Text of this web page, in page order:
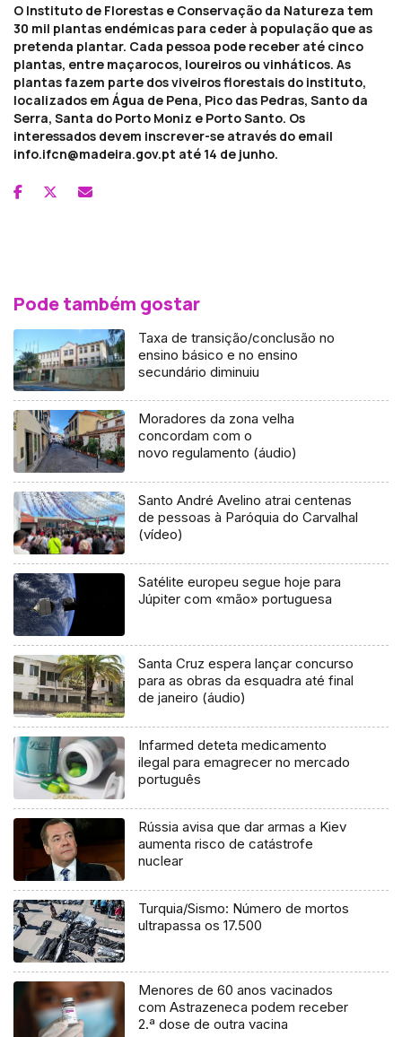
O Instituto de Florestas e Conservação da Natureza tem
30 mil plantas endémicas para ceder à população que as
pretenda plantar. Cada pessoa pode receber até cinco
plantas, entre maçarocos, loureiros ou vinháticos. As
plantas fazem parte dos viveiros florestais do instituto,
localizados em Água de Pena, Pico das Pedras, Santo da
Serra, Santa do Porto Moniz e Porto Santo. Os
interessados devem inscrever-se através do email
info.ifcn@madeira.gov.pt até 14 de junho.
Pode também gostar
Taxa de transição/conclusão no
ensino básico e no ensino
secundário diminuiu
Moradores da zona velha
concordam com o
novo regulamento (áudio)
Santo André Avelino atrai centenas
de pessoas à Paróquia do Carvalhal
(vídeo)
Satélite europeu segue hoje para
Júpiter com «mão» portuguesa
Santa Cruz espera lançar concurso
para as obras da esquadra até final
de janeiro (áudio)
Infarmed deteta medicamento
ilegal para emagrecer no mercado
português
Rússia avisa que dar armas a Kiev
aumenta risco de catástrofe
nuclear
Turquia/Sismo: Número de mortos
ultrapassa os 17.500
Menores de 60 anos vacinados
com Astrazeneca podem receber
2.ª dose de outra vacina